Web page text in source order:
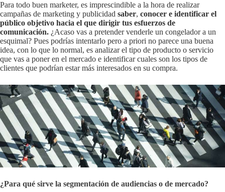
Para todo buen marketer, es imprescindible a la hora de realizar
campañas de marketing y publicidad saber, conocer e identificar el
público objetivo hacia el que dirigir tus esfuerzos de
comunicación. ¿Acaso vas a pretender venderle un congelador a un
esquimal? Pues podrías intentarlo pero a priori no parece una buena
idea, con lo que lo normal, es analizar el tipo de producto o servicio
que vas a poner en el mercado e identificar cuales son los tipos de
clientes que podrían estar más interesados en su compra.
¿Para qué sirve la segmentación de audiencias o de mercado?